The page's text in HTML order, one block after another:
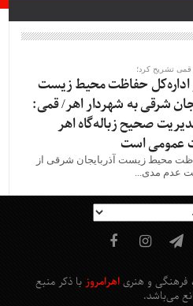
تشریح کرد؛
اداره‌کل حفاظت محیط زیست
شرقی به شهردار اهر/ قمی:
صحیح زباله‌گاه اهر
عمومی است
محیط زیست آذربایجان شرقی از
عدم مدی...
فرهنگی و هنری اهرامروز با ذکر منبع
می‌باشد.